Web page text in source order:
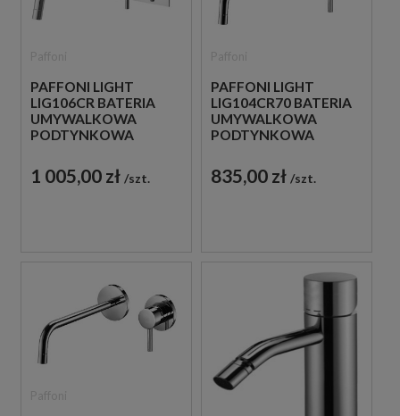
PAFFONI LIGHT
LIG106CR BATERIA
UMYWALKOWA
PODTYNKOWA
CHROM
1 005,00 zł szt.
PAFFONI LIGHT
LIG104CR70 BATERIA
UMYWALKOWA
PODTYNKOWA
CHROM
835,00 zł szt.